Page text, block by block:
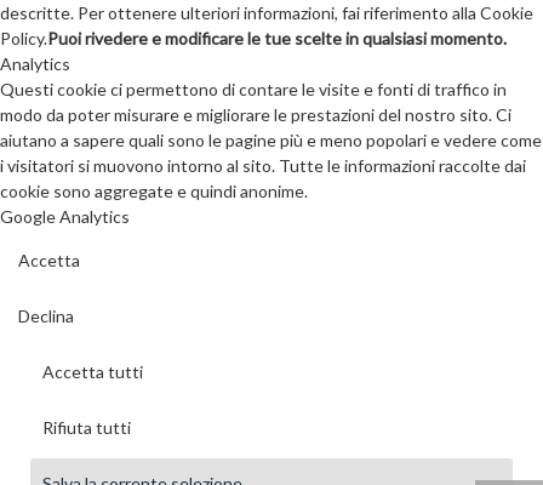
descritte. Per ottenere ulteriori informazioni, fai riferimento alla Cookie
Policy.Puoi rivedere e modificare le tue scelte in qualsiasi momento.
Analytics
Questi cookie ci permettono di contare le visite e fonti di traffico in
modo da poter misurare e migliorare le prestazioni del nostro sito. Ci
aiutano a sapere quali sono le pagine più e meno popolari e vedere come
i visitatori si muovono intorno al sito. Tutte le informazioni raccolte dai
cookie sono aggregate e quindi anonime.
Google Analytics
Accetta
Declina
Accetta tutti
Rifiuta tutti